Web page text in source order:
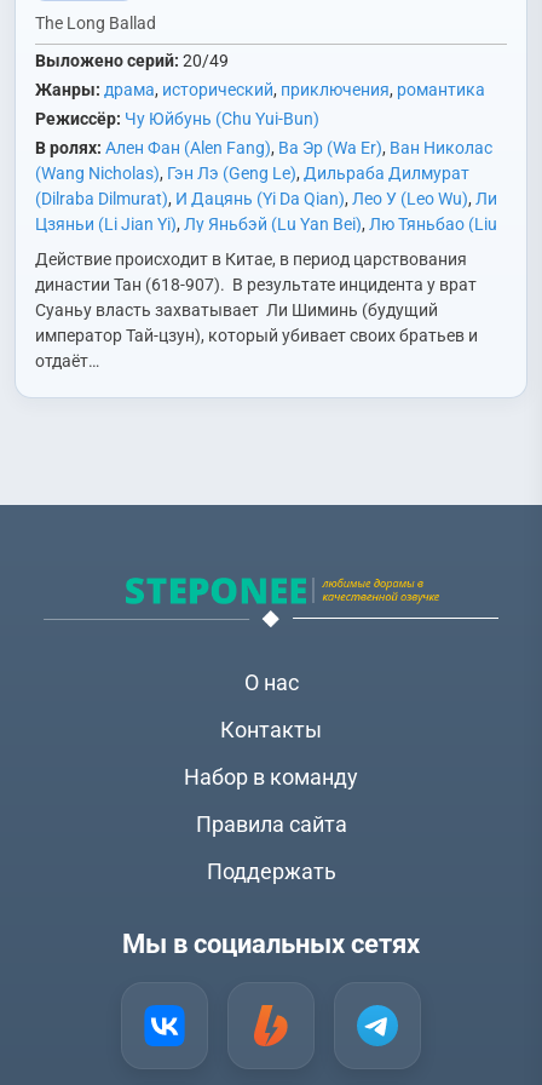
The Long Ballad
Выложено серий: 20/49
Жанры: драма, исторический, приключения, романтика
Режиссёр: Чу Юйбунь (Chu Yui-Bun)
В ролях: Ален Фан (Alen Fang), Ва Эр (Wa Er), Ван Николас
(Wang Nicholas), Гэн Лэ (Geng Le), Дильраба Дилмурат
(Dilraba Dilmurat), И Дацянь (Yi Da Qian), Лео У (Leo Wu), Ли
Цзяньи (Li Jian Yi), Лу Яньбэй (Lu Yan Bei), Лю Тяньбао (Liu
Tian Bao)
Лю Цзиньлун (Liu Jin Long)
Лю Юйнин (Liu Yu Ning)
Сюй Жунчжэнь (Xu Rong
Zhen)
Тан Цзяньчан (Tan Jian Chang)
Тянь Юйпэн (Tian Yu
Peng)
, У Чунсюань (Wu Chong Xuan) Цзинь Сун (Jin Song)
Цзян Сяолинь (Jiang Xiao Lin)
Чжао Лусы (Zhao Lu Si)
Минна (Yang Ming Na)
Действие происходит в Китае, в период царствования
династии Тан (618-907). В результате инцидента у врат
Суаньу власть захватывает Ли Шиминь (будущий
император Тай-цзун), который убивает своих братьев и
отдаёт…
О нас
Контакты
Набор в команду
Правила сайта
Поддержать
Мы в социальных сетях